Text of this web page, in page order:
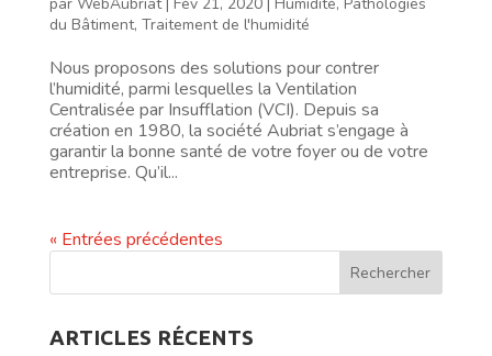
du Bâtiment, Traitement de l'humidité
Nous proposons des solutions pour contrer
l’humidité, parmi lesquelles la Ventilation
Centralisée par Insufflation (VCI). Depuis sa
création en 1980, la société Aubriat s’engage à
garantir la bonne santé de votre foyer ou de votre
entreprise. Qu’il...
« Entrées précédentes
ARTICLES RÉCENTS